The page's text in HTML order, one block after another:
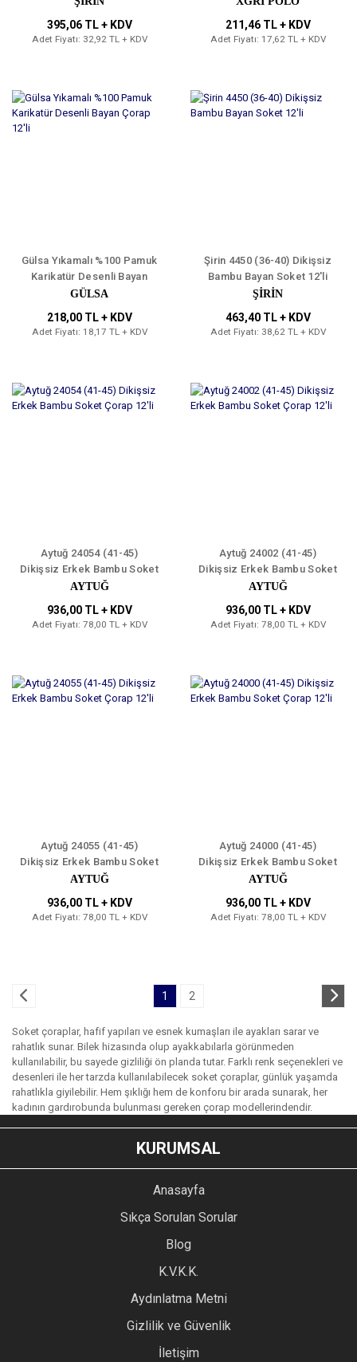
395,06 TL + KDV
Adet Fiyatı: 32,92 TL + KDV
211,46 TL + KDV
Adet Fiyatı: 17,62 TL + KDV
Gülsa Yıkamalı %100 Pamuk
Karikatür Desenli Bayan
Çorap 12'li
GÜLSA
218,00 TL + KDV
Adet Fiyatı: 18,17 TL + KDV
Şirin 4450 (36-40) Dikişsiz
Bambu Bayan Soket 12'li
ŞİRİN
463,40 TL + KDV
Adet Fiyatı: 38,62 TL + KDV
Aytuğ 24054 (41-45)
Dikişsiz Erkek Bambu Soket
Çorap 12'li
AYTUĞ
936,00 TL + KDV
Adet Fiyatı: 78,00 TL + KDV
Aytuğ 24002 (41-45)
Dikişsiz Erkek Bambu Soket
Çorap 12'li
AYTUĞ
936,00 TL + KDV
Adet Fiyatı: 78,00 TL + KDV
Aytuğ 24055 (41-45)
Dikişsiz Erkek Bambu Soket
Çorap 12'li
AYTUĞ
936,00 TL + KDV
Adet Fiyatı: 78,00 TL + KDV
Aytuğ 24000 (41-45)
Dikişsiz Erkek Bambu Soket
Çorap 12'li
AYTUĞ
936,00 TL + KDV
Adet Fiyatı: 78,00 TL + KDV
1 2
Soket çoraplar, hafif yapıları ve esnek kumaşları ile ayakları sarar ve
rahatlık sunar. Bilek hizasında olup ayakkabılarla görünmeden
kullanılabilir, bu sayede gizliliği ön planda tutar. Farklı renk seçenekleri ve
desenleri ile her tarzda kullanılabilecek soket çoraplar, günlük yaşamda
rahatlıkla giyilebilir. Hem şıklığı hem de konforu bir arada sunarak, her
kadının gardırobunda bulunması gereken çorap modellerindendir.
KURUMSAL
Anasayfa
Sıkça Sorulan Sorular
Blog
K.V.K.K.
Aydınlatma Metni
Gizlilik ve Güvenlik
İletişim